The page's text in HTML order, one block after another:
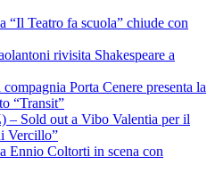
“Il Teatro fa scuola” chiude con
rivisita Shakespeare a
Porta Cenere presenta la
“Transit”
Sold out a Vibo Valentia per il
Vercillo”
Ennio Coltorti in scena con